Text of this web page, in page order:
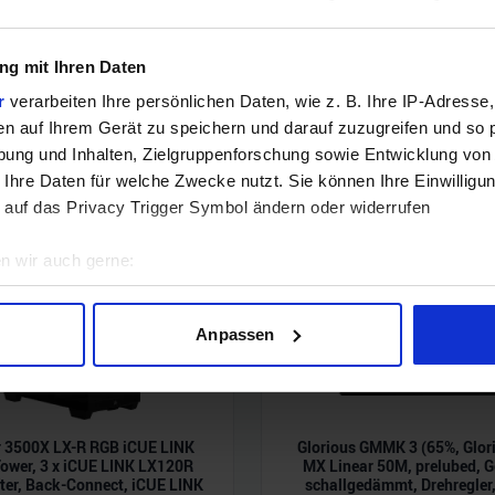
mit Ihren Daten
verarbeiten Ihre persönlichen Daten, wie z. B. Ihre IP-
auf Ihrem Gerät zu speichern und darauf zuzugreifen und so
und Inhalten, Zielgruppenforschung sowie Entwicklung
Daten für welche Zwecke nutzt. Sie können Ihre
das Privacy Trigger Symbol ändern oder widerrufen
wir auch gerne:
Lage erfassen, welche bis auf einige Meter genau
Ihre persönlichen Daten verarbeitet werden, und legen Sie
zu analysieren. Außerdem geben wir Informationen zu
soziale Medien, Werbung und Analysen weiter. Unsere
Anpassen
LX-R RGB iCUE LINK
3 x iCUE LINK LX120R
Back-Connect, iCUE LINK
Glorious GMMK 3 (65%,
MX Linear 50M, prelubed,
schallgedämmt,